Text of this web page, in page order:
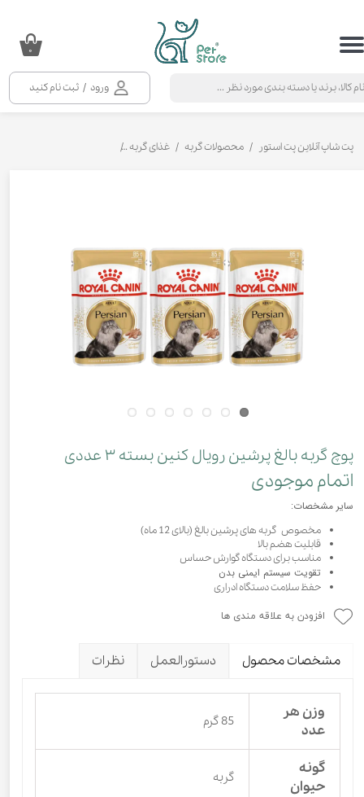
ورود / ثبت نام کنید
حساب کاربری من
خروج از حساب کاربری
۰
پت شاپ آنلاین پت استور محصولات گربه غذای گربه
پوچ گربه بالغ پرشین رویال کنین بسته ۳ عددی
اتمام موجودی
سایر مشخصات:
مخصوص گربه های پرشین بالغ (بالای 12 ماه)
قابلیت هضم بالا
مناسب برای دستگاه گوارش حساس
تقویت سیستم ایمنی بدن
حفظ سلامت دستگاه ادراری
افزودن به علاقه مندی ها
مشخصات محصول دستورالعمل نظرات
وزن هر
عدد
85 گرم
گونه
حیوان
گربه